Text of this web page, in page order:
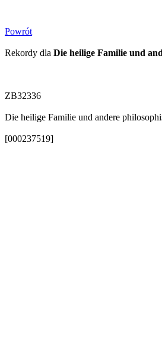
Powrót
Rekordy dla Die heilige Familie und
ZB32336
Die heilige Familie und andere
[000237519]